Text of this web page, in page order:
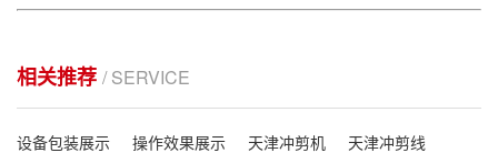
相关推荐 / SERVICE
设备包装展示 操作效果展示 天津冲剪机
天津冲剪线